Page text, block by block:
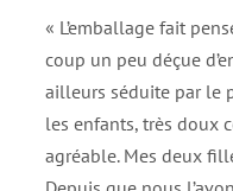
« L’emballage fait
coup un peu déçue
ailleurs séduite par le
les enfants, très doux
agréable. Mes deux